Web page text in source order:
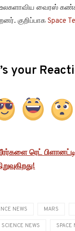
உலகளாவிய வைரஸ்
குறிப்பாக Space
your
ரெட்
NEWS MARS
SCIENCE NEWS SPACE